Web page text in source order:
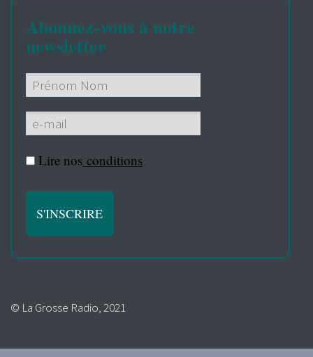
Abonnez-vous à notre
newsletter
Lire nos conditions
© La Grosse Radio, 2021